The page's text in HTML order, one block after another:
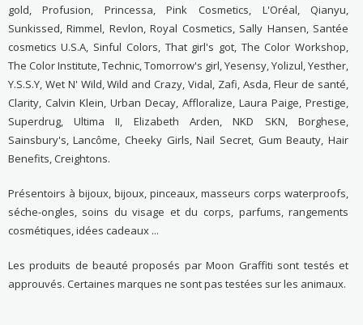
gold, Profusion, Princessa, Pink Cosmetics, L'Oréal, Qianyu,
Sunkissed, Rimmel, Revlon, Royal Cosmetics, Sally Hansen, Santée
cosmetics U.S.A, Sinful Colors, That girl's got, The Color Workshop,
The Color Institute, Technic, Tomorrow's girl, Yesensy, Yolizul, Yesther,
Y.S.S.Y, Wet N' Wild, Wild and Crazy, Vidal, Zafi, Asda, Fleur de santé,
Clarity, Calvin Klein, Urban Decay, Affloralize, Laura Paige, Prestige,
Superdrug, Ultima II, Elizabeth Arden, NKD SKN, Borghese,
Sainsbury's, Lancôme, Cheeky Girls, Nail Secret, Gum Beauty, Hair
Benefits, Creightons.
Présentoirs à bijoux, bijoux, pinceaux, masseurs corps waterproofs,
séche-ongles, soins du visage et du corps, parfums, rangements
cosmétiques, idées cadeaux ...
Les produits de beauté proposés par Moon Graffiti sont testés et
approuvés. Certaines marques ne sont pas testées sur les animaux.